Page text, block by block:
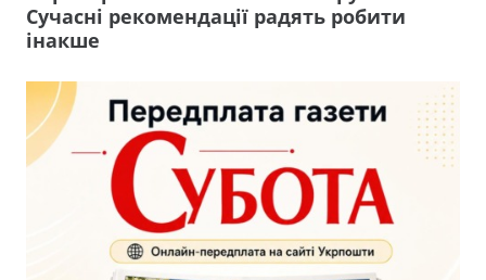
Сучасні рекомендації радять робити
інакше